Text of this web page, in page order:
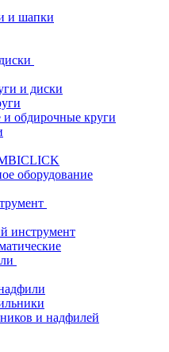
и шапки
и диски
обдирочные круги
оборудование
инструмент
и надфилей